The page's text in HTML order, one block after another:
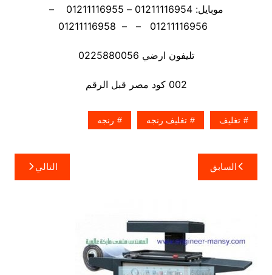
موبايل: 01211116954 – 01211116955 –
تليفون ارضي 0225880056
002 كود مصر قبل الرقم
تغليف تغليف رنجه رنجه
تصفّح
المقالات
السابق التالي